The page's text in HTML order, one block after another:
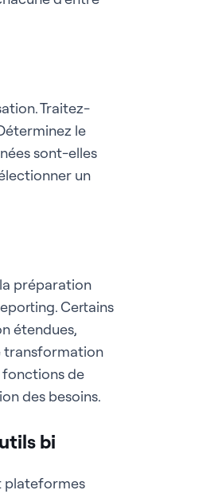
Traitez-
le
sont-elles
un
préparation
Certains
étendues,
transformation
fonctions de
des besoins.
bi
plateformes